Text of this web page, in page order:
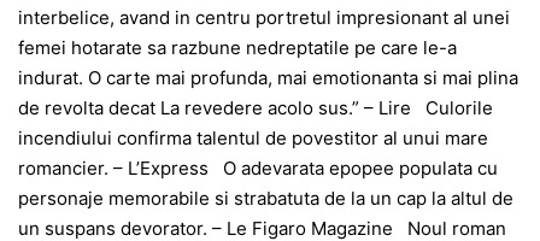
interbelice, avand in centru portretul impresionant al unei
femei hotarate sa razbune nedreptatile pe care le-a
indurat. O carte mai profunda, mai emotionanta si mai plina
de revolta decat La revedere acolo sus.” – Lire Culorile
incendiului confirma talentul de povestitor al unui mare
romancier. – L’Express O adevarata epopee populata cu
personaje memorabile si strabatuta de la un cap la altul de
un suspans devorator. – Le Figaro Magazine Noul roman